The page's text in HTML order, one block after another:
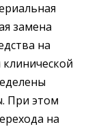
замена
на
При этом
на